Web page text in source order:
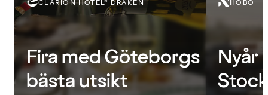
CLARION HOTEL® DRAKEN
Fira med Göteborgs
bästa utsikt
HOBO
Nyår